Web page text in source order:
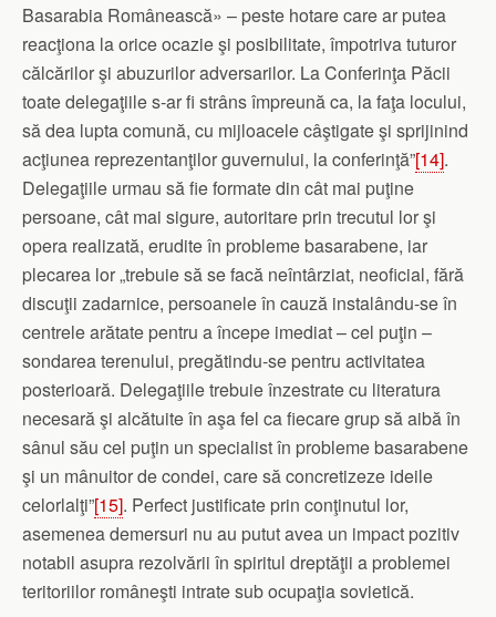
Basarabia Românească» – peste hotare care ar putea
reacţiona la orice ocazie şi posibilitate, împotriva tuturor
călcărilor şi abuzurilor adversarilor. La Conferinţa Păcii
toate delegaţiile s‑ar fi strâns împreună ca, la faţa locului,
să dea lupta comună, cu mijloacele câştigate şi sprijinind
acţiunea reprezentanţilor guvernului, la conferinţă”[14].
Delegaţiile urmau să fie formate din cât mai puţine
persoane, cât mai sigure, autoritare prin trecutul lor şi
opera realizată, erudite în probleme basarabene, iar
plecarea lor „trebuie să se facă neîntârziat, neoficial, fără
discuţii zadarnice, persoanele în cauză instalându‑se în
centrele arătate pentru a începe imediat – cel puţin –
sondarea terenului, pregătindu‑se pentru activitatea
posterioară. Delegaţiile trebuie înzestrate cu literatura
necesară şi alcătuite în aşa fel ca fiecare grup să aibă în
sânul său cel puţin un specialist în probleme basarabene
şi un mânuitor de condei, care să concretizeze ideile
celorlalţi”[15]. Perfect justificate prin conţinutul lor,
asemenea demersuri nu au putut avea un impact pozitiv
notabil asupra rezolvării în spiritul dreptăţii a problemei
teritoriilor româneşti intrate sub ocupaţia sovietică.